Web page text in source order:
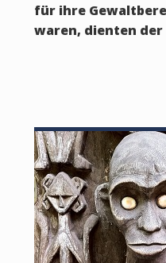
für ihre
waren, dienten